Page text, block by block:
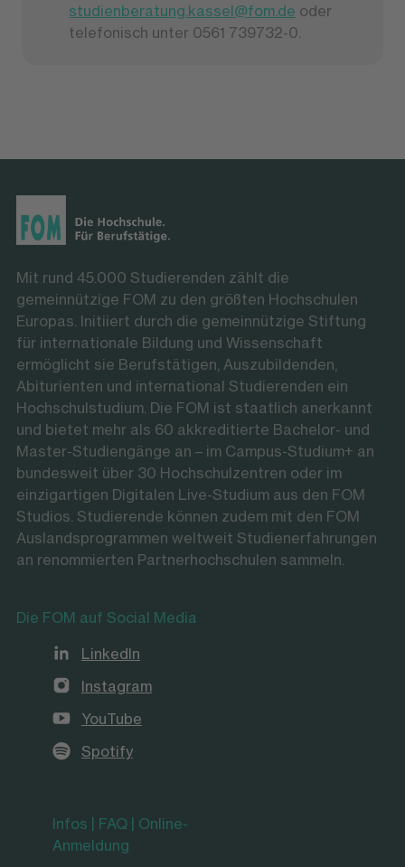
studienberatung.kassel@fom.de oder
telefonisch unter 0561 739732-0.
Mit rund 45.000 Studierenden zählt die
gemeinnützige FOM zu den größten Hochschulen
Europas. Initiiert durch die gemeinnützige Stiftung
für internationale Bildung und Wissenschaft
ermöglicht sie Berufstätigen, Auszubildenden,
Abiturienten und international Studierenden ein
Hochschulstudium. Die FOM ist staatlich anerkannt
und bietet mehr als 60 akkreditierte Bachelor- und
Master-Studiengänge an – im Campus-Studium+ an
bundesweit über 30 Hochschulzentren oder im
einzigartigen Digitalen Live-Studium aus den FOM
Studios. Studierende können zudem mit den FOM
Auslandsprogrammen weltweit Studienerfahrungen
an renommierten Partnerhochschulen sammeln.
Die FOM auf Social Media
LinkedIn
Instagram
YouTube
Spotify
Infos | FAQ | Online-
Anmeldung